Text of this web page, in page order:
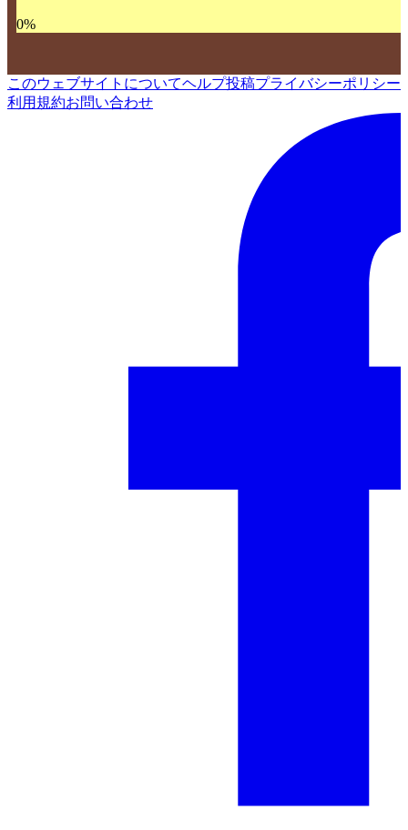
0%
このウェブサイトについてヘルプ投稿プライバシーポリシー
利用規約お問い合わせ